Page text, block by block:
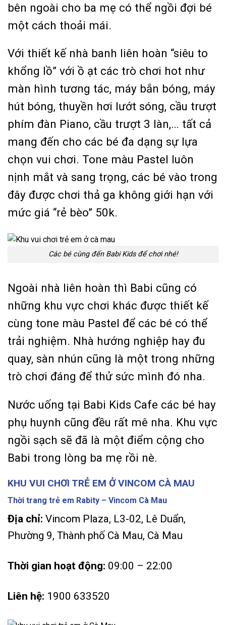
bên ngoài cho ba mẹ có thể ngồi đợi bé
một cách thoải mái.
Với thiết kế nhà banh liên hoàn “siêu to
khổng lồ” với ồ ạt các trò chơi hot như
màn hình tương tác, máy bắn bóng, máy
hút bóng, thuyền hơi lướt sóng, cầu trượt
phím đàn Piano, cầu trượt 3 làn,… tất cả
mang đến cho các bé đa dạng sự lựa
chọn vui chơi. Tone màu Pastel luôn
nịnh mắt và sang trọng, các bé vào trong
đây được chơi thả ga không giới hạn với
mức giá “rẻ bèo” 50k.
Các bé cùng đến Babi Kids để chơi nhé!
Ngoài nhà liên hoàn thì Babi cũng có
những khu vực chơi khác được thiết kế
cùng tone màu Pastel để các bé có thể
trải nghiệm. Nhà hướng nghiệp hay đu
quay, sàn nhún cũng là một trong những
trò chơi đáng để thử sức mình đó nha.
Nước uống tại Babi Kids Cafe các bé hay
phụ huynh cũng đều rất mê nha. Khu vực
ngồi sạch sẽ đã là một điểm cộng cho
Babi trong lòng ba mẹ rồi nè.
KHU VUI CHƠI TRẺ EM Ở VINCOM CÀ MAU
Thời trang trẻ em Rabity – Vincom Cà Mau
Địa chỉ: Vincom Plaza, L3-02, Lê Duẩn,
Phường 9, Thành phố Cà Mau, Cà Mau
Thời gian hoạt động: 09:00 – 22:00
Liên hệ: 1900 633520